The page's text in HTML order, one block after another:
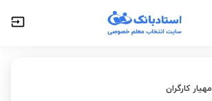
مهیار کارگران